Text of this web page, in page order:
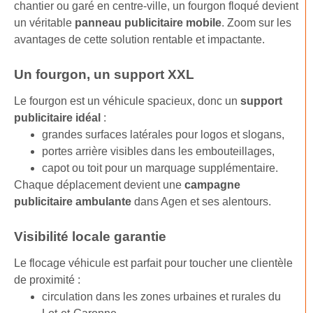
chantier ou garé en centre-ville, un fourgon floqué devient
un véritable panneau publicitaire mobile. Zoom sur les
avantages de cette solution rentable et impactante.
Un fourgon, un support XXL
Le fourgon est un véhicule spacieux, donc un support
publicitaire idéal :
grandes surfaces latérales pour logos et slogans,
portes arrière visibles dans les embouteillages,
capot ou toit pour un marquage supplémentaire.
Chaque déplacement devient une campagne
publicitaire ambulante dans Agen et ses alentours.
Visibilité locale garantie
Le flocage véhicule est parfait pour toucher une clientèle
de proximité :
circulation dans les zones urbaines et rurales du